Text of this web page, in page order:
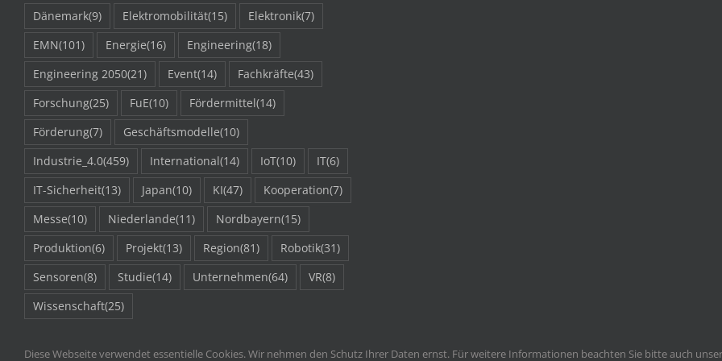
Dänemark(9) Elektromobilität(15) Elektronik(7)
EMN(101) Energie(16) Engineering(18)
Engineering 2050(21) Event(14) Fachkräfte(43)
Forschung(25) FuE(10) Fördermittel(14)
Förderung(7) Geschäftsmodelle(10)
Industrie_4.0(459) International(14) IoT(10) IT(6)
IT-Sicherheit(13) Japan(10) KI(47) Kooperation(7)
Messe(10) Niederlande(11) Nordbayern(15)
Produktion(6) Projekt(13) Region(81) Robotik(31)
Sensoren(8) Studie(14) Unternehmen(64) VR(8)
Wissenschaft(25)
Diese Webseite verwendet essentielle Cookies. Wir nehmen den Schutz Ihrer Daten ernst. Für weitere Informationen beachten Sie bitte auch